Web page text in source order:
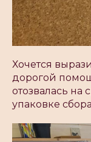
Хочется
дорогой
отозвалась
упаковке